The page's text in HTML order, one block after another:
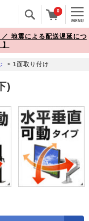
0
地震による配送遅延につ
> 1面取り付け
)